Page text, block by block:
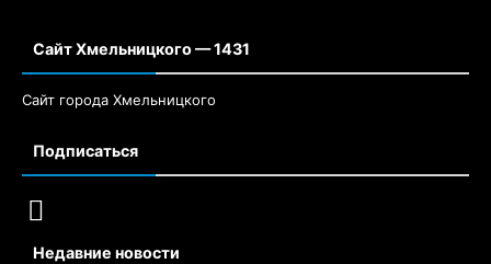
Сайт Хмельницкого — 1431
Сайт города Хмельницкого
Подписаться
Недавние новости